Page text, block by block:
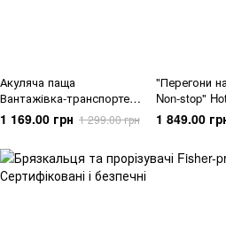
Акуляча паща
Вантажівка-транспортер
Hot Wheels
1 169.00 грн 1 299.00 грн
"Перегони
Non-stop"
Action
1 849.00